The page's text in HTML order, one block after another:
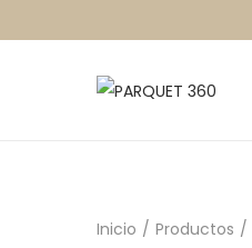
Inicio / Productos /